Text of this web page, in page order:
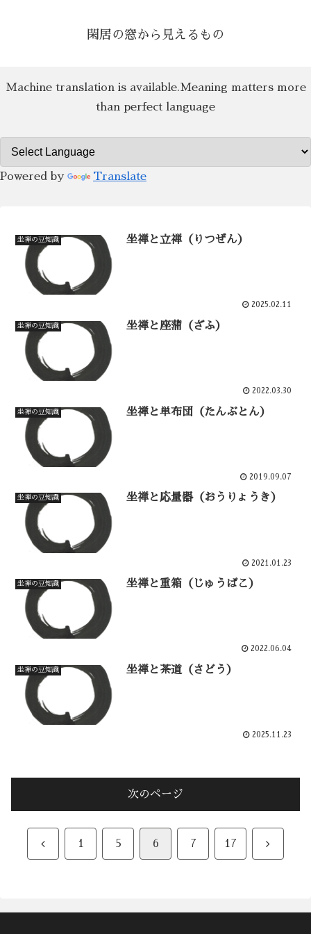
閑居の窓から見えるもの
Machine translation is available.Meaning matters more
than perfect language
Powered by Translate
坐禅の豆知識 坐禅と立禅（りつぜん）
2025.02.11
坐禅の豆知識 坐禅と座蒲（ざふ）
2022.03.30
坐禅の豆知識 坐禅と単布団（たんぶとん）
2019.09.07
坐禅の豆知識 坐禅と応量器（おうりょうき）
2021.01.23
坐禅の豆知識 坐禅と重箱（じゅうばこ）
2022.06.04
坐禅の豆知識 坐禅と茶道（さどう）
2025.11.23
次のページ
前 1 5 6 7 17 次